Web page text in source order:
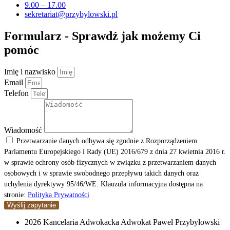
9.00 – 17.00
sekretariat@przybylowski.pl
Formularz - Sprawdź jak możemy Ci
pomóc
Imię i nazwisko
Email
Telefon
Wiadomość
Przetwarzanie danych odbywa się zgodnie z Rozporządzeniem
Parlamentu Europejskiego i Rady (UE) 2016/679 z dnia 27 kwietnia 2016 r.
w sprawie ochrony osób fizycznych w związku z przetwarzaniem danych
osobowych i w sprawie swobodnego przepływu takich danych oraz
uchylenia dyrektywy 95/46/WE. Klauzula informacyjna dostępna na
stronie: Polityka Prywatności
Wyślij zapytanie
2026 Kancelaria Adwokacka Adwokat Paweł Przybyłowski